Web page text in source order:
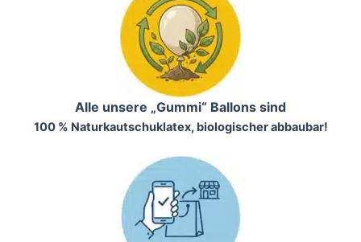
Alle unsere „Gummi“ Ballons sind
100 % Naturkautschuklatex, biologischer abbaubar!